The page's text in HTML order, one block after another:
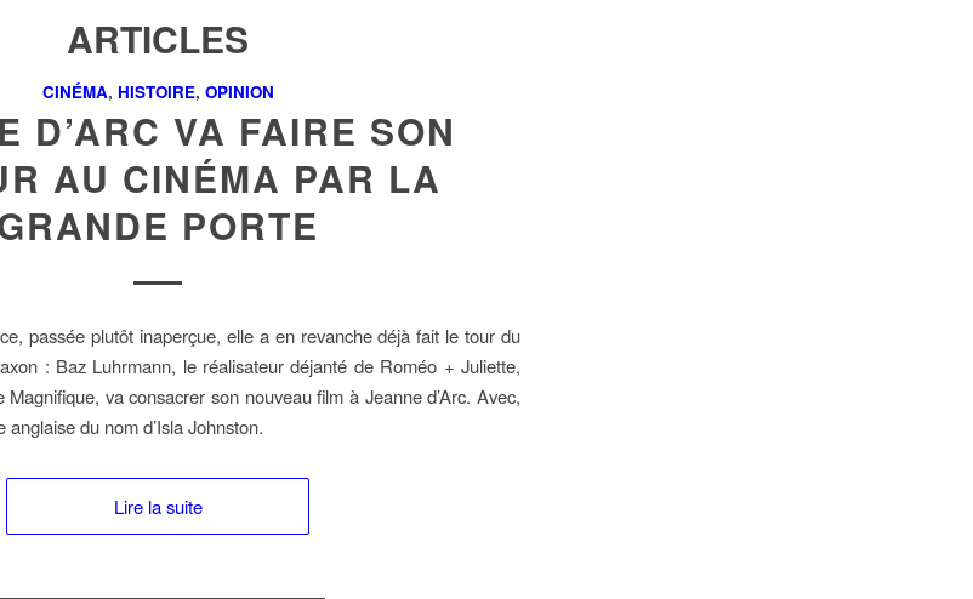
ARTICLES
CINÉMA, HISTOIRE, OPINION
D’ARC VA FAIRE SON
AU CINÉMA PAR LA
PORTE
passée plutôt inaperçue, elle a en revanche déjà fait le tour du
: Baz Luhrmann, le réalisateur déjanté de Roméo + Juliette,
va consacrer son nouveau film à Jeanne d’Arc. Avec,
du nom d’Isla Johnston.
Lire la suite